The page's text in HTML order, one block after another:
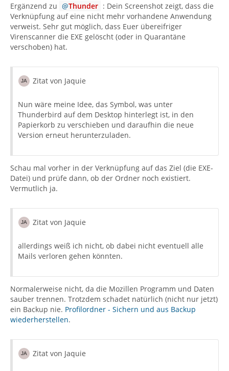
Ergänzend zu Thunder : Dein Screenshot zeigt, dass die
Verknüpfung auf eine nicht mehr vorhandene Anwendung
verweist. Sehr gut möglich, dass Euer übereifriger
Virenscanner die EXE gelöscht (oder in Quarantäne
verschoben) hat.
Zitat von Jaquie
Nun wäre meine Idee, das Symbol, was unter
Thunderbird auf dem Desktop hinterlegt ist, in den
Papierkorb zu verschieben und daraufhin die neue
Version erneut herunterzuladen.
Schau mal vorher in der Verknüpfung auf das Ziel (die EXE-
Datei) und prüfe dann, ob der Ordner noch existiert.
Vermutlich ja.
Zitat von Jaquie
allerdings weiß ich nicht, ob dabei nicht eventuell alle
Mails verloren gehen könnten.
Normalerweise nicht, da die Mozillen Programm und Daten
sauber trennen. Trotzdem schadet natürlich (nicht nur jetzt)
ein Backup nie. Profilordner - Sichern und aus Backup
wiederherstellen.
Zitat von Jaquie